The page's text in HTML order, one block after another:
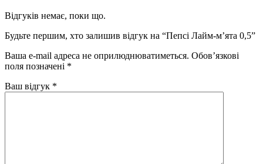
Відгуків немає, поки що.
Будьте першим, хто залишив відгук на “Пепсі Лайм-м’ята 0,5”
Ваша e-mail адреса не оприлюднюватиметься. Обов’язкові
поля позначені *
Ваш відгук *